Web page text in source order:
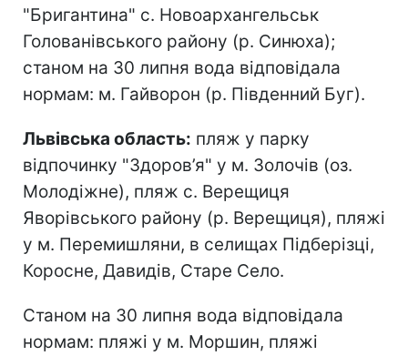
"Бригантина" с. Новоархангельськ
Голованівського району (р. Синюха);
станом на 30 липня вода відповідала
нормам: м. Гайворон (р. Південний Буг).
Львівська область: пляж у парку
відпочинку "Здоров’я" у м. Золочів (оз.
Молодіжне), пляж с. Верещиця
Яворівського району (р. Верещиця), пляжі
у м. Перемишляни, в селищах Підберізці,
Коросне, Давидів, Старе Село.
Станом на 30 липня вода відповідала
нормам: пляжі у м. Моршин, пляжі